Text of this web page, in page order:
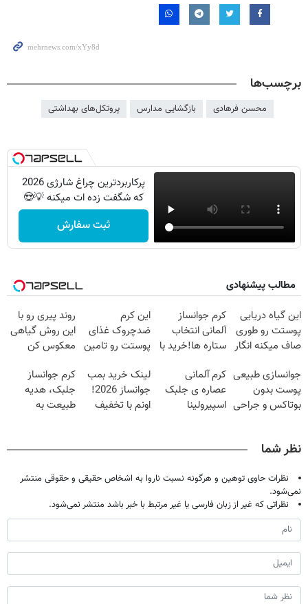
برچسب‌ها
محسن فرهادی بازگشایی مدارس پروتکل‌های بهداشتی
پرکاربردترین چراغ شارژی 2026
که شگفت زده ات میکنه 💡😍
ثبت سفارش
مطالب پیشنهادی
این گیاه دریایی
پوستت رو طوری
صاف میکنه انگار
شدی🔥
کرم جوانساز
آلمانی انتخاب
ستاره ها!خرید با
این کرم
ضدچروک غذای
پوستت رو تامین
40%تخفیف)
روند پیری رو با
این روش گیاهی
معکوس کن
جوانسازی طبیعی
پوست بدون
بوتاکس و جراحی
کرم آلمانی
عصاره ی جلبک
اسپیرولینا
لینک خرید بمب
جوانساز 2026!
اونم با تخفیف
کرم جوانساز
جلبک، هدیه
طبیعت به
نظر شما
نظرات حاوی توهین و هرگونه نسبت ناروا به اشخاص حقیقی و حقوقی منتشر
نمی‌شود.
نظراتی که غیر از زبان فارسی یا غیر مرتبط با خبر باشد منتشر نمی‌شود.